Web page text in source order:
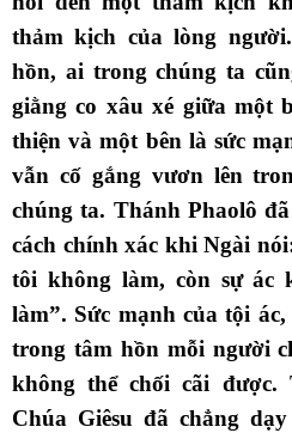
thảm kịch của lòng
hồn, ai trong chúng ta
giằng co xâu xé giữa một
thiện và một bên là sức
vẫn cố gắng vươn lên
chúng ta. Thánh Phaolô
cách chính xác khi Ngài
tôi không làm, còn sự ác
làm”. Sức mạnh của tội
trong tâm hồn mỗi người
không thể chối cãi
Chúa Giêsu đã chẳng